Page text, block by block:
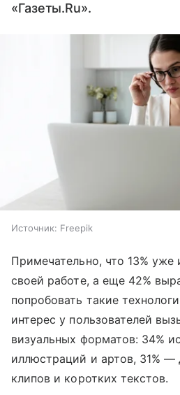
«Газеты.Ru».
Источник: Freepik
Примечательно, что 13%
своей работе, а еще 42%
попробовать такие
интерес у пользователей
визуальных форматов: 34%
иллюстраций и артов, 31%
клипов и коротких текстов.